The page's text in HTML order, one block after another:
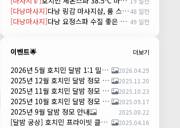
[다낭마사지] 다낭 링감 마사지샵, 룸 스파(Room Spa) 예약 48 일전
[다낭마사지] 다낭 요정스파 수질 좋은 곳 시스템 및 예약 방법 49 일전
이벤트🌟 더보기
2026년 5월 호치민 달밤 1:1 밀착 댄서 파티 안내 2026.04.29
2025년 12월 호치민 달밤 정모 안내 2025.11.20
2025년 11월 호치민 달밤 정모 안내 2025.10.23
2025년 10월 호치민 달밤 정모 안내 2025.09.17
2025년 9월 달밤 정모 안내 2025.08.22
[달밤 궁상] 호치민 프라이빗 클럽 댄스 파티 – 하루 한 팀만! 2025.04.16